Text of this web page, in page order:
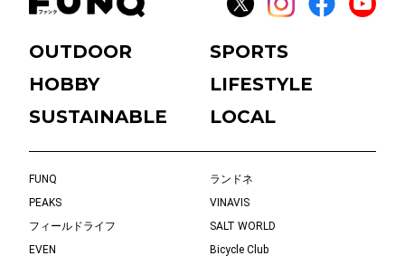
OUTDOOR
SPORTS
HOBBY
LIFESTYLE
SUSTAINABLE
LOCAL
FUNQ
ランドネ
PEAKS
VINAVIS
フィールドライフ
SALT WORLD
EVEN
Bicycle Club